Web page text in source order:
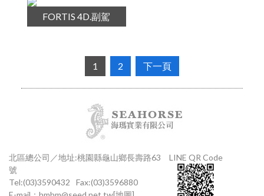
FORTIS 4D.副駕
1 2 下一頁
北區總公司／地址:桃園縣龜山鄉長壽路63
號
Tel:(03)3590432
Fax:(03)3596880
LINE QR Code